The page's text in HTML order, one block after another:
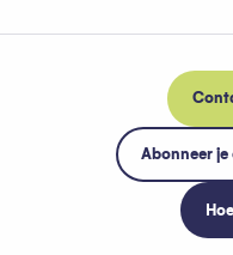
Abonneer je